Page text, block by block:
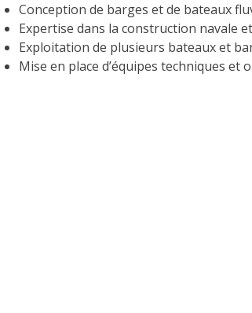
Conception de barges et de bateaux
Expertise dans la construction navale
Exploitation de plusieurs bateaux et
Mise en place d’équipes techniques et